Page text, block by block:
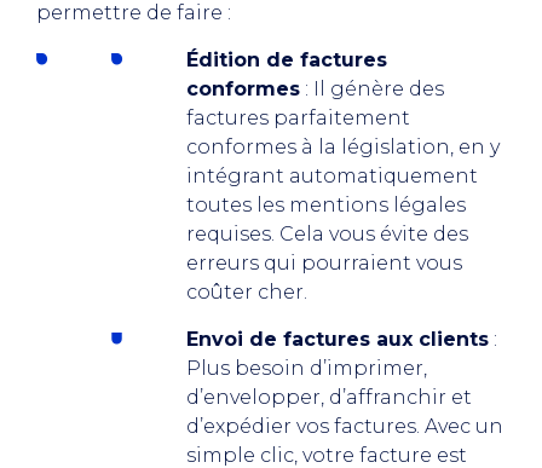
permettre de faire :
Édition de factures
conformes : Il génère des
factures parfaitement
conformes à la législation, en y
intégrant automatiquement
toutes les mentions légales
requises. Cela vous évite des
erreurs qui pourraient vous
coûter cher.
Envoi de factures aux clients :
Plus besoin d’imprimer,
d’envelopper, d’affranchir et
d’expédier vos factures. Avec un
simple clic, votre facture est